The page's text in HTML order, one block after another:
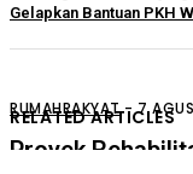
Gelapkan Bantuan PKH
RELATED ARTICLES
RUMAHRAKYAT - 7
Proyek